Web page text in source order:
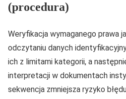
(procedura)
Weryfikacja wymaganego prawa
odczytaniu danych
ich z limitami kategorii, a
interpretacji w dokumentach
sekwencja zmniejsza ryzyko